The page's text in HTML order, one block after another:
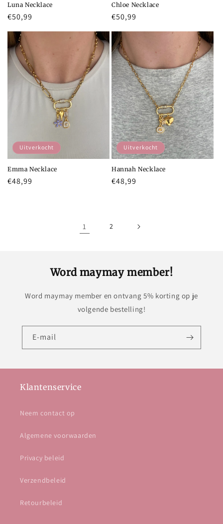
Luna Necklace
Normale
€50,99
Chloe Necklace
Normale
€50,99
Uitverkocht
Emma Necklace
Normale
€48,99
Uitverkocht
Hannah Necklace
Normale
€48,99
1 2
Word maymay member!
Word maymay member en ontvang 5% korting op je
volgende bestelling!
E‑mail
Klantenservice
Neem contact op
Algemene voorwaarden
Privacy beleid
Verzendbeleid
Retourbeleid